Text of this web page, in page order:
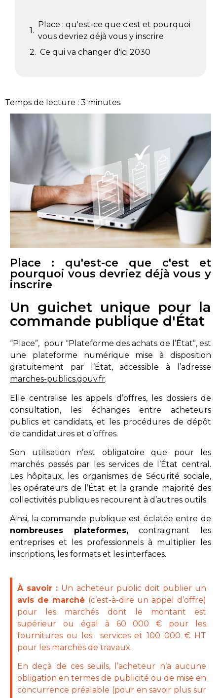
Place : qu'est-ce que c'est et pourquoi
vous devriez déjà vous y inscrire
Ce qui va changer d'ici 2030
Temps de lecture : 3 minutes
Place : qu'est-ce que c'est et
pourquoi vous devriez déjà vous y
inscrire
Un guichet unique pour la
commande publique d'État
“Place”, pour “Plateforme des achats de l’État”, est
une plateforme numérique mise à disposition
gratuitement par l’État, accessible à l’adresse
marches-publics.gouv.fr.
Elle centralise les appels d’offres, les dossiers de
consultation, les échanges entre acheteurs
publics et candidats, et les procédures de dépôt
de candidatures et d’offres.
Son utilisation n’est obligatoire que pour les
marchés passés par les services de l’État central.
Les hôpitaux, les organismes de Sécurité sociale,
les opérateurs de l’État et la grande majorité des
collectivités publiques recourent à d’autres outils.
Ainsi, la commande publique est éclatée entre de
nombreuses plateformes, contraignant les
entreprises et les professionnels à multiplier les
inscriptions, les formats et les interfaces.
À savoir : Un acheteur public doit publier un
avis de marché (c’est-à-dire un appel d’offre)
pour les marchés dont le montant est
supérieur ou égal à 60 000 € pour les
fournitures ou les services et 100 000 € HT
pour les marchés de travaux.
En deçà de ces seuils, l’acheteur n’a aucune
obligation en termes de publicité ou de mise en
concurrence préalable (pour en savoir plus sur